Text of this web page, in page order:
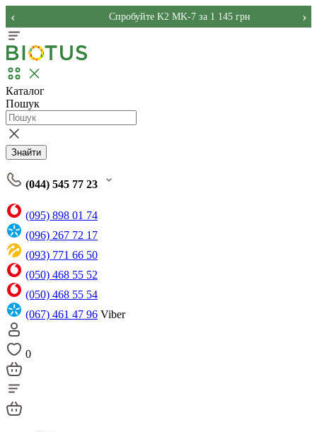
Спробуйте K2 MK-7 за 1 145 грн
‹ ›
Каталог
Пошук
Знайти
(044) 545 77 23
(095) 898 01 74
(096) 267 72 17
(093) 771 66 50
(050) 468 55 52
(050) 468 55 54
(067) 461 47 96 Viber
0